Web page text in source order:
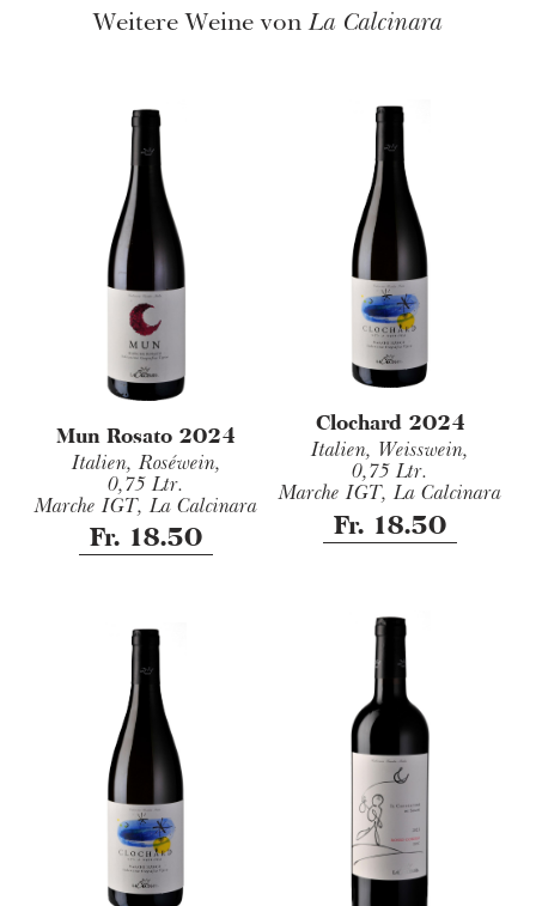
Weitere Weine vonLa Calcinara
Mun Rosato 2024
Italien, Roséwein,
0,75 Ltr.
Marche IGT, La Calcinara
Fr. 18.50
Clochard 2024
Italien, Weisswein,
0,75 Ltr.
Marche IGT, La Calcinara
Fr. 18.50